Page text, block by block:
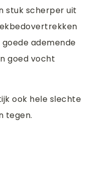
stuk scherper uit
ademende
goed vocht
ook hele slechte
tegen.